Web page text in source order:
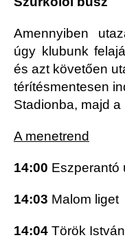
Amennyiben
úgy klubunk
és azt követően
térítésmentesen
Stadionba, majd
A menetrend
14:00 Eszperantó
14:03 Malom liget
14:04 Török